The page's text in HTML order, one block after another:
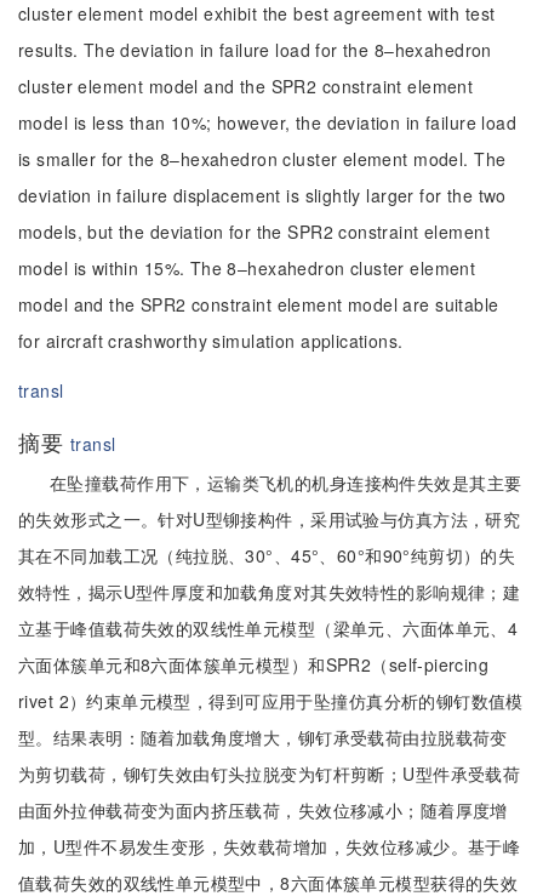
cluster element model exhibit the best agreement with test
results. The deviation in failure load for the 8–hexahedron
cluster element model and the SPR2 constraint element
model is less than 10%; however, the deviation in failure load
is smaller for the 8–hexahedron cluster element model. The
deviation in failure displacement is slightly larger for the two
models, but the deviation for the SPR2 constraint element
model is within 15%. The 8–hexahedron cluster element
model and the SPR2 constraint element model are suitable
for aircraft crashworthy simulation applications.
transl
摘要 transl
在坠撞载荷作用下，运输类飞机的机身连接构件失效是其主要
的失效形式之一。针对U型铆接构件，采用试验与仿真方法，研究
其在不同加载工况（纯拉脱、30°、45°、60°和90°纯剪切）的失
效特性，揭示U型件厚度和加载角度对其失效特性的影响规律；建
立基于峰值载荷失效的双线性单元模型（梁单元、六面体单元、4
六面体簇单元和8六面体簇单元模型）和SPR2（self-piercing
rivet 2）约束单元模型，得到可应用于坠撞仿真分析的铆钉数值模
型。结果表明：随着加载角度增大，铆钉承受载荷由拉脱载荷变
为剪切载荷，铆钉失效由钉头拉脱变为钉杆剪断；U型件承受载荷
由面外拉伸载荷变为面内挤压载荷，失效位移减小；随着厚度增
加，U型件不易发生变形，失效载荷增加，失效位移减少。基于峰
值载荷失效的双线性单元模型中，8六面体簇单元模型获得的失效